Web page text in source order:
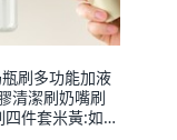
刷多功能加液
清潔刷奶嘴刷
件套米黃:如